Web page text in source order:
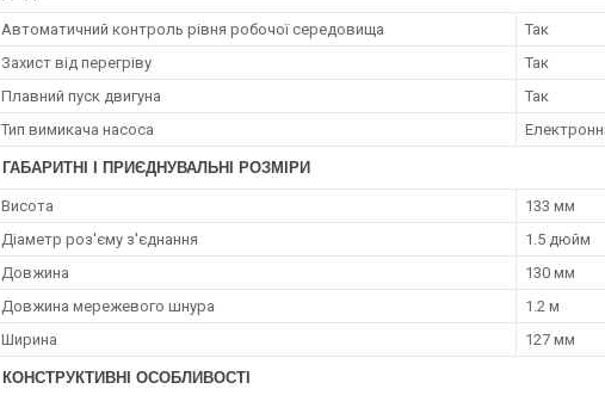
Автоматичний контроль рівня робочої середовища
Так
Захист від перегріву
Так
Плавний пуск двигуна
Так
Тип вимикача насоса
ГАБАРИТНІ І ПРИЄДНУВАЛЬНІ РОЗМІРИ
Висота
133 мм
Діаметр роз'єму з'єднання
1.5 дюйм
Довжина
130 мм
Довжина мережевого шнура
1.2 м
Ширина
127 мм
КОНСТРУКТИВНІ ОСОБЛИВОСТІ